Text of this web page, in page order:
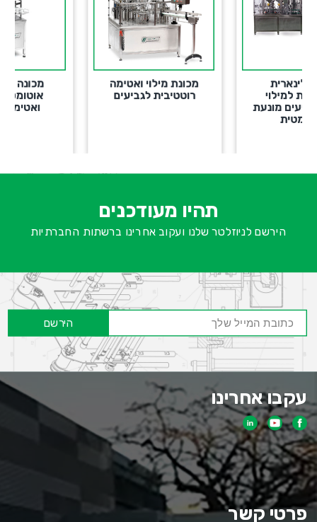
מכונת מילוי ואטימה
רוטטיבית לגביעים
מכונה רוטטיבית ,
אוטומטית למילוי
ואטימת גביעים
תהיו מעודכנים
הירשם לניוזלטר שלנו ועקוב אחרינו ברשתות החברתיות
הירשם
עקבו אחרינו
פרטי קשר